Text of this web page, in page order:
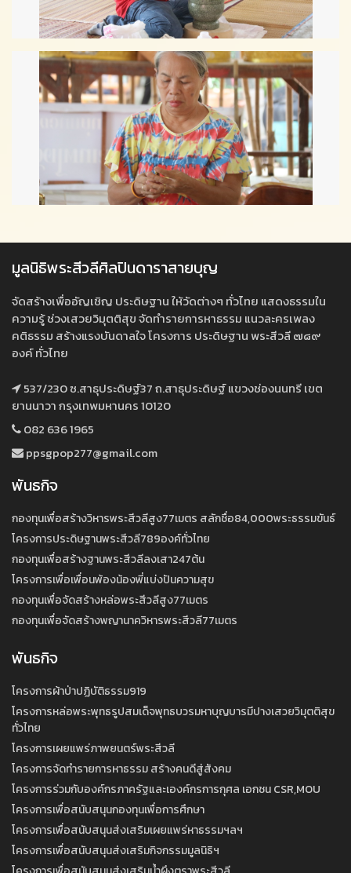
มูลนิธิพระสีวลีศิลปินดาราสายบุญ
จัดสร้างเพื่ออัญเชิญ ประดิษฐาน ให้วัดต่างๆ ทั่วไทย แสดงธรรมใน
ความรู้ ช่วงเสวยวิมุตติสุข จัดทำรายการหาธรรม แนวละครเพลง
คติธรรม สร้างแรงบันดาลใจ โครงการ ประดิษฐาน พระสีวลี ๗๘๙
องค์ ทั่วไทย
537/230 ซ.สาธุประดิษฐ์37 ถ.สาธุประดิษฐ์ แขวงช่องนนทรี เขต
ยานนาวา กรุงเทพมหานคร 10120
082 636 1965
ppsgpop277@gmail.com
พันธกิจ
กองทุนเพื่อสร้างวิหารพระสีวลีสูง77เมตร สลักชื่อ84,000พระธรรมขันธ์
โครงการประดิษฐานพระสีวลี789องค์ทั่วไทย
กองทุนเพื่อสร้างฐานพระสีวลีลงเสา247ต้น
โครงการเพื่อเพื่อนพ้องน้องพี่แบ่งปันความสุข
กองทุนเพื่อจัดสร้างหล่อพระสีวลีสูง77เมตร
กองทุนเพื่อจัดสร้างพญานาควิหารพระสีวลี77เมตร
พันธกิจ
โครงการผ้าป่าปฏิบัติธรรม919
โครงการหล่อพระพุทธรูปสมเด็จพุทธบวรมหาบุญบารมีปางเสวยวิมุตติสุข
ทั่วไทย
โครงการเผยแพร่ภาพยนตร์พระสีวลี
โครงการจัดทำรายการหาธรรม สร้างคนดีสู่สังคม
โครงการร่วมกับองค์กรภาครัฐและเองค์กรการกุศล เอกชน CSR,MOU
โครงการเพื่อสนับสนุนกองทุนเพื่อการศึกษา
โครงการเพื่อสนับสนุนส่งเสริมเผยแพร่หาธรรมฯลฯ
โครงการเพื่อสนับสนุนส่งเสริมกิจกรรมมูลนิธิฯ